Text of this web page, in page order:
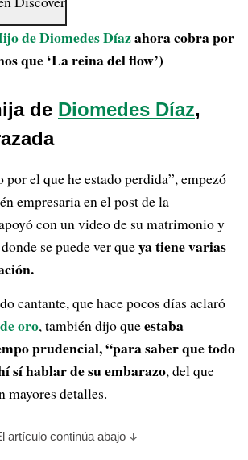
deDiomedes Díazahora cobra por
que ‘La reina del flow’)
de Diomedes Díaz,
por el que he estado perdida”, empezó
empresaria en el post de la
con un video de su matrimonio y
se puede ver queya tiene varias
cantante, que hace pocos días aclaró
oro, también dijo queestaba
prudencial, “para saber que todo
sí hablar de su embarazo, del que
mayores detalles.
artículo continúa abajo